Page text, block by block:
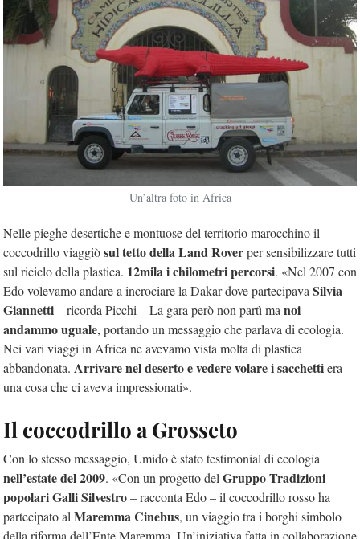
Un’altra foto in Africa
Nelle pieghe desertiche e montuose del territorio marocchino il
coccodrillo viaggiòsul tetto della Land Roverper sensibilizzare tutti
sul riciclo della plastica. 12mila i chilometri percorsi. «Nel 2007 con
Edo volevamo andare a incrociare la Dakar dove partecipava Silvia
Giannetti– ricorda Picchi – La gara però non partì ma noi
andammo uguale, portando un messaggio che parlava di ecologia.
Nei vari viaggi in Africa ne avevamo vista molta di plastica
abbandonata. Arrivare nel deserto e vedere volare i sacchettiera
una cosa che ci aveva impressionati».
Il coccodrillo a Grosseto
Con lo stesso messaggio, Umido è stato testimonial di ecologia
nell’estate del 2009. «Con un progetto del Gruppo Tradizioni
popolari Galli Silvestro– racconta Edo – il coccodrillo rosso ha
partecipato al Maremma Cinebus, un viaggio tra i borghi simbolo
della riforma dell’Ente Maremma. Un’iniziativa fatta in collaborazione